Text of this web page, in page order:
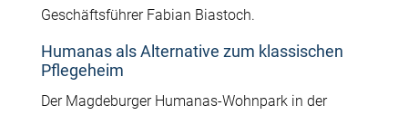
Geschäftsführer Fabian Biastoch.
Humanas als Alternative zum klassischen
Pflegeheim
Der Magdeburger Humanas-Wohnpark in der